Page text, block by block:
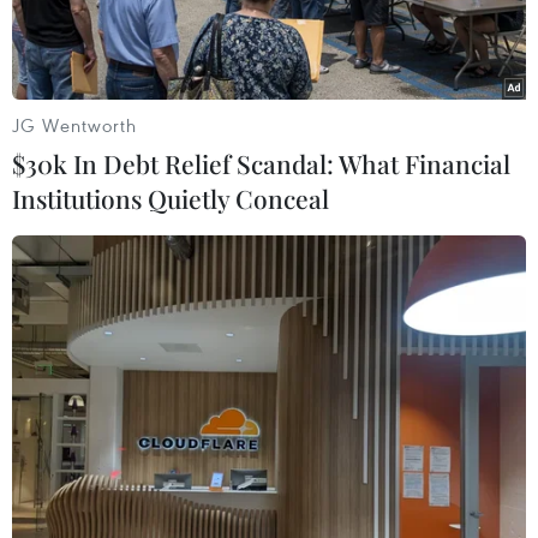
Ảnh minh họa. (Nguồn: TTXVN)
Ngày 12/2, ông Ngô Văn Liêm, Phó Chủ tịch Ủy
ban Nhân dân huyện Đăk Tô (Kon Tum) cho biết
Sở Tài Nguyên và Môi trường tỉnh Kon Tum
JG Wentworth
$30k In Debt Relief Scandal: What Financial
Institutions Quietly Conceal